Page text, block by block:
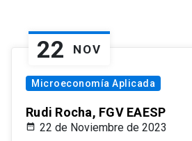
22 NOV
Microeconomía Aplicada
Rudi Rocha, FGV EAESP
22 de Noviembre de 2023